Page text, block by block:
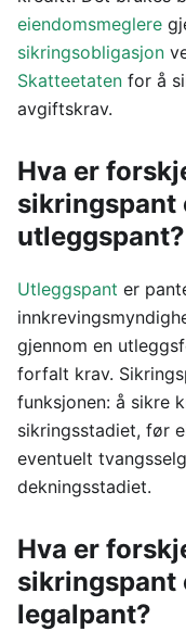
eiendomsmeglere
sikringsobligasjon
Skatteetaten for å
avgiftskrav.
Hva er
sikringspant
utleggspant?
Utleggspant er
gjennom en
forfalt krav.
funksjonen: å sikre
sikringsstadiet, før
eventuelt
dekningsstadiet.
Hva er
sikringspant
legalpant?